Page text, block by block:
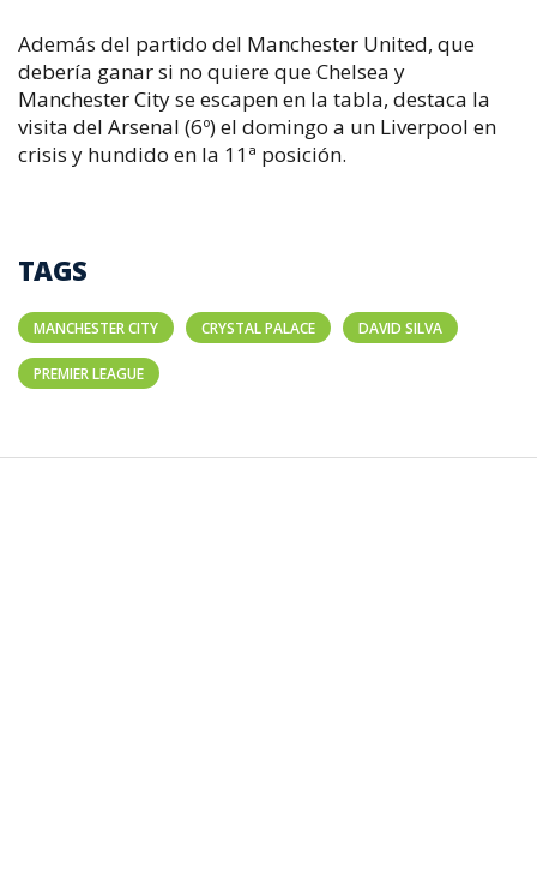
Además del partido del Manchester United, que
debería ganar si no quiere que Chelsea y
Manchester City se escapen en la tabla, destaca la
visita del Arsenal (6º) el domingo a un Liverpool en
crisis y hundido en la 11ª posición.
TAGS
MANCHESTER CITY CRYSTAL PALACE DAVID SILVA
PREMIER LEAGUE